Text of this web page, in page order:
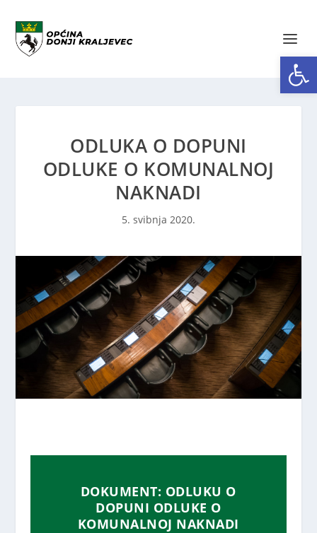
Open toolbar
ODLUKA O DOPUNI
ODLUKE O KOMUNALNOJ
NAKNADI
5. svibnja 2020.
DOKUMENT: ODLUKU O
DOPUNI ODLUKE O
KOMUNALNOJ NAKNADI